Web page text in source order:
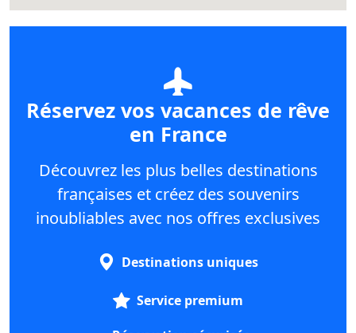
Réservez vos vacances de rêve
en France
Découvrez les plus belles destinations
françaises et créez des souvenirs
inoubliables avec nos offres exclusives
Destinations uniques
Service premium